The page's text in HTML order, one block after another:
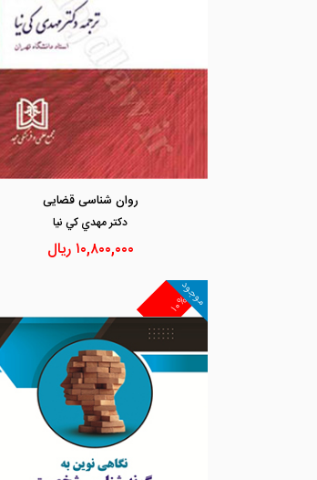
روان شناسی قضایی
دكتر مهدي كي نيا
۱۰,۸۰۰,۰۰۰ ریال
۱۰%
موجود